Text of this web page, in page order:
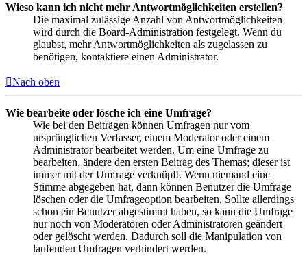
Wieso kann ich nicht mehr Antwortmöglichkeiten erstellen?
Die maximal zulässige Anzahl von Antwortmöglichkeiten
wird durch die Board-Administration festgelegt. Wenn du
glaubst, mehr Antwortmöglichkeiten als zugelassen zu
benötigen, kontaktiere einen Administrator.
Nach oben
Wie bearbeite oder lösche ich eine Umfrage?
Wie bei den Beiträgen können Umfragen nur vom
ursprünglichen Verfasser, einem Moderator oder einem
Administrator bearbeitet werden. Um eine Umfrage zu
bearbeiten, ändere den ersten Beitrag des Themas; dieser ist
immer mit der Umfrage verknüpft. Wenn niemand eine
Stimme abgegeben hat, dann können Benutzer die Umfrage
löschen oder die Umfrageoption bearbeiten. Sollte allerdings
schon ein Benutzer abgestimmt haben, so kann die Umfrage
nur noch von Moderatoren oder Administratoren geändert
oder gelöscht werden. Dadurch soll die Manipulation von
laufenden Umfragen verhindert werden.